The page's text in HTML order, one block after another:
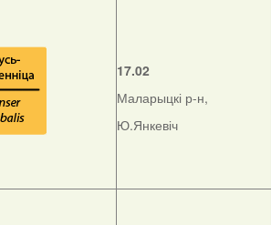
17.02
Маларыцкі р-н,
Ю.Янкевіч